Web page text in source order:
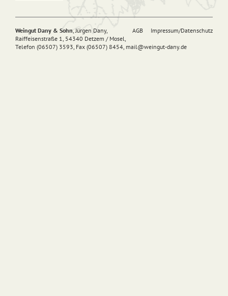
AGB Impressum/Datenschutz
Weingut Dany & Sohn, Jürgen Dany,
Raiffeisenstraße 1, 54340 Detzem / Mosel,
Telefon (06507) 3593, Fax (06507) 8454, mail@weingut-dany.de